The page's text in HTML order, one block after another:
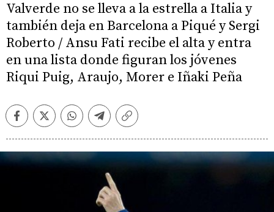
Valverde no se lleva a la estrella a Italia y
también deja en Barcelona a Piqué y Sergi
Roberto / Ansu Fati recibe el alta y entra
en una lista donde figuran los jóvenes
Riqui Puig, Araujo, Morer e Iñaki Peña
FacebookTwitterWhatsappTelegramCopiar